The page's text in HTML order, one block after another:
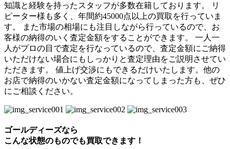
知識と経験を持ったスタッフが多数在籍しております。 リ
ピーター様も多く、年間約45000点以上の買取を行っていま
す。 また市場の相場にも注目しながら行っているので、お
客様の納得のいく査定金額をすることができます。 一人一
人がプロの目で査定を行なっているので、査定金額にご納得
いただけない場合にもしっかりと査定理由をご説明させてい
ただきます。 値上げ交渉にもできるだけいたします。他の
お店で納得のいかない査定金額になってしまった方も、ぜひ
にご相談ください。
ゴールディーズなら
こんな状態のものでも買取できます！